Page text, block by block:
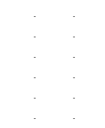
- -
- -
- -
- -
- -
- -